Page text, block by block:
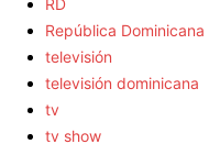
RD
República Dominicana
televisión
televisión dominicana
tv
tv show